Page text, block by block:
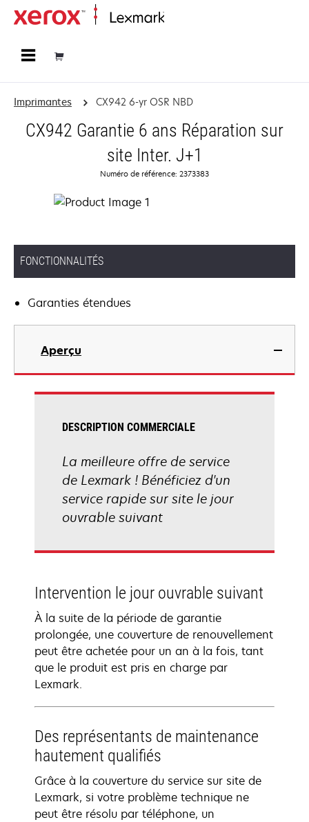
Imprimantes CX942 6-yr OSR NBD
CX942 Garantie 6 ans Réparation sur
site Inter. J+1
Numéro de référence: 2373383
FONCTIONNALITÉS
Garanties étendues
Aperçu
DESCRIPTION COMMERCIALE
La meilleure offre de service
de Lexmark ! Bénéficiez d'un
service rapide sur site le jour
ouvrable suivant
Intervention le jour ouvrable suivant
À la suite de la période de garantie
prolongée, une couverture de renouvellement
peut être achetée pour un an à la fois, tant
que le produit est pris en charge par
Lexmark.
Des représentants de maintenance
hautement qualifiés
Grâce à la couverture du service sur site de
Lexmark, si votre problème technique ne
peut être résolu par téléphone, un